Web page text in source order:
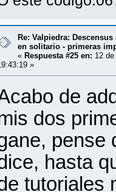
Re: Valpiedra:
en solitario - primeras
« Respuesta #25 en: 12
»
de
dos
pense
hasta
tutoriales